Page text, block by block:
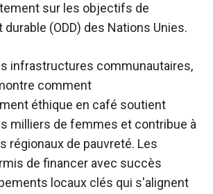
sur les objectifs de
(ODD) des Nations Unies.
infrastructures communautaires,
comment
éthique en café soutient
milliers de femmes et contribue à
régionaux de pauvreté. Les
de financer avec succès
locaux clés qui s'alignent